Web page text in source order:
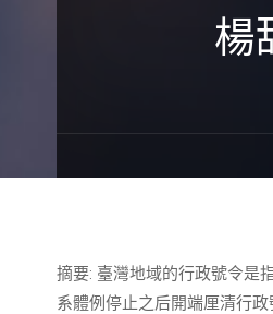
楊
摘要: 臺灣地域的行政號令是
系體例停止之后開端厘清行